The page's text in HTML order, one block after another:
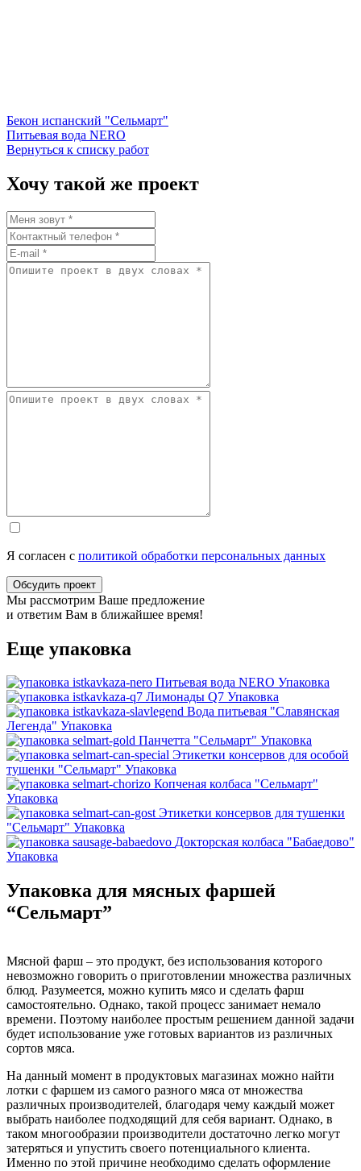
Бекон испанский "Сельмарт"
Питьевая вода NERO
Вернуться к списку работ
Хочу такой же проект
Я согласен с политикой обработки персональных данных
Обсудить проект
Мы рассмотрим Ваше предложение
и ответим Вам в ближайшее время!
Еще упаковка
Питьевая вода NERO Упаковка
Лимонады Q7 Упаковка
Вода питьевая "Славянская
Легенда" Упаковка
Панчетта "Сельмарт" Упаковка
Этикетки консервов для особой
тушенки "Сельмарт" Упаковка
Копченая колбаса "Сельмарт"
Упаковка
Этикетки консервов для тушенки
"Сельмарт" Упаковка
Докторская колбаса "Бабаедово"
Упаковка
Упаковка для мясных фаршей
“Сельмарт”
Мясной фарш – это продукт, без использования которого
невозможно говорить о приготовлении множества различных
блюд. Разумеется, можно купить мясо и сделать фарш
самостоятельно. Однако, такой процесс занимает немало
времени. Поэтому наиболее простым решением данной задачи
будет использование уже готовых вариантов из различных
сортов мяса.
На данный момент в продуктовых магазинах можно найти
лотки с фаршем из самого разного мяса от множества
различных производителей, благодаря чему каждый может
выбрать наиболее подходящий для себя вариант. Однако, в
таком многообразии производители достаточно легко могут
затеряться и упустить своего потенциального клиента.
Именно по этой причине необходимо сделать оформление